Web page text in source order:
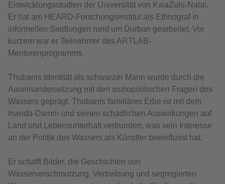
Entwicklungsstudien der Universität von KwaZulu-Natal.
Er hat am HEARD-Forschungsinstitut als Ethnograf in
informellen Siedlungen rund um Durban gearbeitet. Vor
kurzem war er Teilnehmer des ARTLAB-
Mentorenprogramms.
Thobanis Identität als schwarzer Mann wurde durch die
Auseinandersetzung mit den soziopolitischen Fragen des
Wassers geprägt. Thobanis familiäres Erbe ist mit dem
Inanda-Damm und seinen schädlichen Auswirkungen auf
Land und Lebensunterhalt verbunden, was sein Interesse
an der Politik des Wassers als Künstler beeinflusst hat.
Er schafft Bilder, die Geschichten von
Wasserverschmutzung, Vertreibung und segregierten